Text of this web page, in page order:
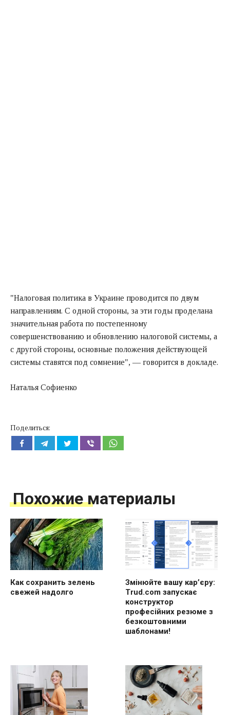
"Налоговая политика в Украине проводится по двум
направлениям. С одной стороны, за эти годы проделана
значительная работа по постепенному
совершенствованию и обновлению налоговой системы, а
с другой стороны, основные положения действующей
системы ставятся под сомнение", — говорится в докладе.
Наталья Софиенко
Поделиться:
Похожие материалы
Как сохранить зелень
свежей надолго
Змінюйте вашу кар’єру:
Trud.com запускає
конструктор
професійних резюме з
безкоштовними
шаблонами!